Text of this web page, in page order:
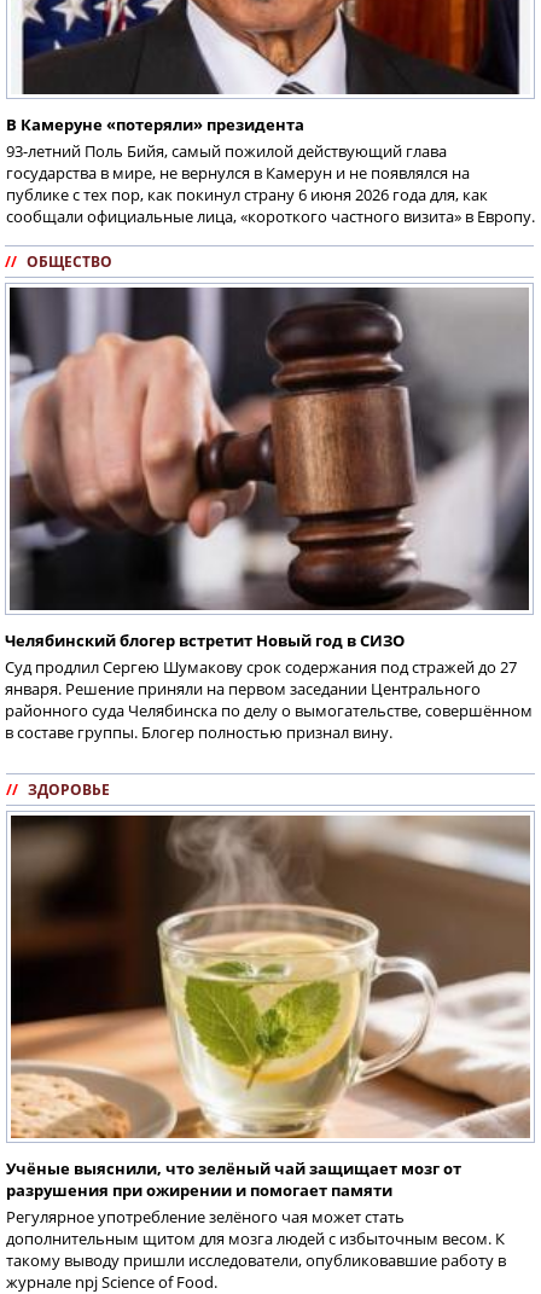
В Камеруне «потеряли» президента
93-летний Поль Бийя, самый пожилой действующий глава
государства в мире, не вернулся в Камерун и не появлялся на
публике с тех пор, как покинул страну 6 июня 2026 года для, как
сообщали официальные лица, «короткого частного визита» в Европу.
// ОБЩЕСТВО
Челябинский блогер встретит Новый год в СИЗО
Суд продлил Сергею Шумакову срок содержания под стражей до 27
января. Решение приняли на первом заседании Центрального
районного суда Челябинска по делу о вымогательстве, совершённом
в составе группы. Блогер полностью признал вину.
// ЗДОРОВЬЕ
Учёные выяснили, что зелёный чай защищает мозг от
разрушения при ожирении и помогает памяти
Регулярное употребление зелёного чая может стать
дополнительным щитом для мозга людей с избыточным весом. К
такому выводу пришли исследователи, опубликовавшие работу в
журнале npj Science of Food.